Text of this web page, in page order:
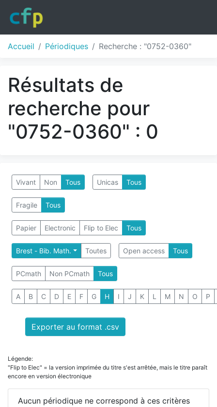
Accueil Périodiques Recherche : "0752-0360"
Résultats de
recherche pour
"0752-0360" : 0
Vivant Non Tous Unicas Tous
Fragile Tous
Papier Electronic Flip to Elec Tous
Brest - Bib. Math. Toutes Open access Tous
PCmath Non PCmath Tous
A B C D E F G H I J K L M N O P
Exporter au format .csv
Légende:
"Flip to Elec" = la version imprimée du titre s'est arrêtée, mais le titre paraît
encore en version électronique
Aucun périodique ne correspond à ces critères